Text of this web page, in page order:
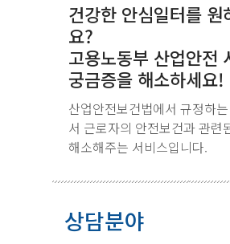
건강한 안심일터를 원
요?
고용노동부 산업안전
궁금증을 해소하세요!
산업안전보건법에서 규정하
서 근로자의 안전보건과 관련
해소해주는 서비스입니다.
상담분야